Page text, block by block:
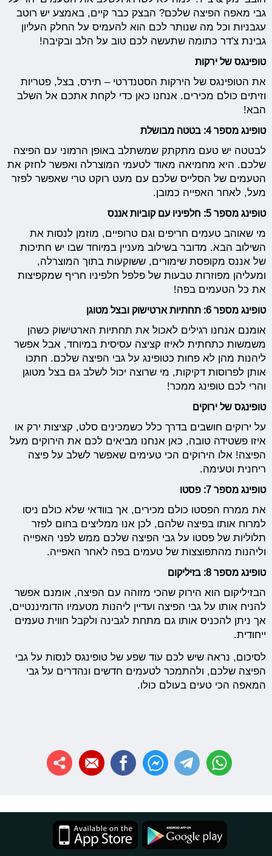
גבי מאפה הפיצה שלכם? הבצק כבר קיים, באמצע יש רוטב
עגבניות וכל מה שנותר לכם הוא להעמיס על החלק העליון
גבינת צ'דר כתומה שתעשה לכם טוב על הלב ובקיבה!
טופינגס של ירקות
את הטופינגס של הירקות הסטנדרטי – תירס, בצל, פטריות
וזיתים כולם מכירים. אנחנו כאן כדי לקחת אתכם אל השלב
הבא!
טופינג מספר 4: בטטה מבושלת
לבטטה יש טעם מתקתק שמשתלב באופן הרמוני עם הפיצה
שלכם. היא מחמיאה מאוד לטעמי המוצרלה ואפשר לחזק את
הטעמים של הסלייס שלכם עם מעט רוקט טרי שאפשר לפזר
מעל, לאחר האפייה כמובן.
טופינג מספר 5: חלפיניו עם קוביות אננס
מי שאוהב טעמים חריפים וגם טרופיים, מוזמן לנסות את
השילוב הבא. מדובר בשילוב מעניין במיוחד שבו יש חתיכות
של אננס מקופסת שימורים, ששוקעות בתוך המוצרלה,
ומעליהן מפוזרות טבעות של פלפל חלפיניו חריף שמקפיצות
את כל הטעמים בפה!
טופינג מספר 6: תחתיות ארטישוק ובצל מטוגן
אומנם אנחנו רגילים לאכול את תחתיות הארטישוק כשהן
משמשות כתחתית לאיזו קציצה עסיסית במיוחד, אבל אפשר
ליהנות מהן לא פחות כטופינג על גבי הפיצה שלכם. חתכו
אותן לפרוסות דקיקות, מי שרוצה יכול לשלב גם בצל מטוגן
והרי לכם טופינג ממכר!
טופינגס של ירוקים
על ירוקים חושבים בדרך כלל כשמכינים סלט, קציצות ירק או
איזו פשטידה טובה, כאן אנחנו מביאים לכם את הירוקים מעל
הפיצה! אלו הירוקים הכי טעימים שאפשר לשלב על פיצה
ריחנית וטעימה.
טופינג מספר 7: פסטו
את ממרח הפסטו כולם מכירים, אך בוודאי שלא כולם ניסו
למרוח אותו בפיצה שלהם, לכן אנו ממליצים בחום לפזר
תלוליות של פסטו על גבי הפיצה שלכם ממש לפני האפייה
וליהנות מהתפוצצות של טעמים בפה לאחר האפייה.
טופינג מספר 8: בזיליקום
הבזיליקום הוא הירוק שהכי מזוהה עם הפיצה, אומנם אפשר
להניח אותו על גבי הפיצה ועדיין ליהנות מטעמיו הדומיננטיים,
אך ניתן להכניס אותו גם מתחת לגבינה ולקבל חווית טעמים
ייחודית.
לסיכום, נראה שיש לכם עוד שפע של טופינגס לנסות על גבי
הפיצה שלכם, ולהתמכר לטעמים חדשים ונהדרים על גבי
המאפה הכי טעים בעולם כולו.